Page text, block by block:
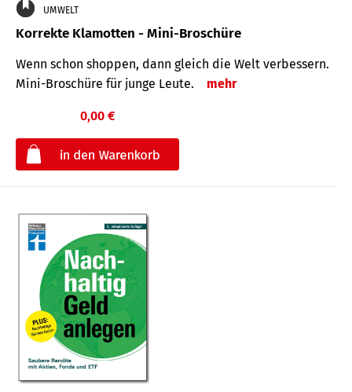
UMWELT
Korrekte Klamotten - Mini-Broschüre
Wenn schon shoppen, dann gleich die Welt verbessern.
Mini-Broschüre für junge Leute.
mehr
0,00 €